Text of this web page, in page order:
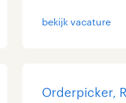
bekijk vacature
Orderpicker,